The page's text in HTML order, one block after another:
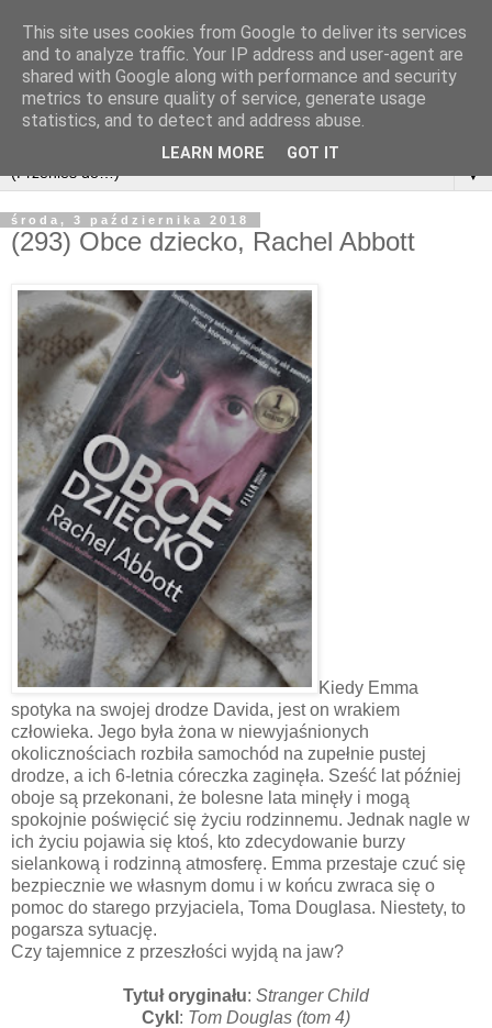
▼
środa, 3 października 2018
(293) Obce dziecko, Rachel Abbott
Kiedy Emma
spotyka na swojej drodze Davida, jest on wrakiem
człowieka. Jego była żona w niewyjaśnionych
okolicznościach rozbiła samochód na zupełnie pustej
drodze, a ich 6-letnia córeczka zaginęła. Sześć lat później
oboje są przekonani, że bolesne lata minęły i mogą
spokojnie poświęcić się życiu rodzinnemu. Jednak nagle w
ich życiu pojawia się ktoś, kto zdecydowanie burzy
sielankową i rodzinną atmosferę. Emma przestaje czuć się
bezpiecznie we własnym domu i w końcu zwraca się o
pomoc do starego przyjaciela, Toma Douglasa. Niestety, to
pogarsza sytuację.
Czy tajemnice z przeszłości wyjdą na jaw?
Tytuł oryginału: Stranger Child
Cykl : Tom Douglas (tom 4)
This site uses cookies from Google to deliver its services
and to analyze traffic. Your IP address and user-agent are
shared with Google along with performance and security
metrics to ensure quality of service, generate usage
statistics, and to detect and address abuse.
LEARN MORE GOT IT